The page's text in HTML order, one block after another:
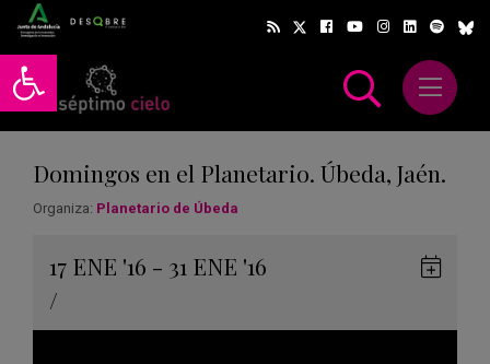
Abrir barra de herramientas
Abrir
Domingos en el Planetario. Úbeda, Jaén.
Organiza: Planetario de Úbeda
17 ENE '16 - 31 ENE '16
/